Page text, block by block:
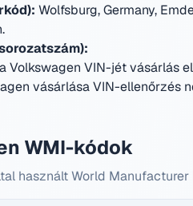
Wolfsburg, Germany,
.
Volkswagen VIN-jét vásárlás
vásárlása VIN-ellenőrzés
WMI-kódok
használt World